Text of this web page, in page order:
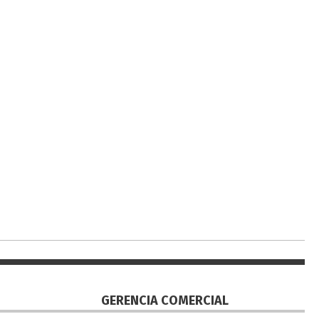
GERENCIA COMERCIAL